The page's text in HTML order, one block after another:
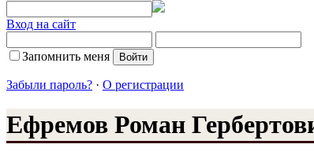
Вход на сайт
Запомнить меня
Забыли пароль? · О регистрации
Ефремов Роман